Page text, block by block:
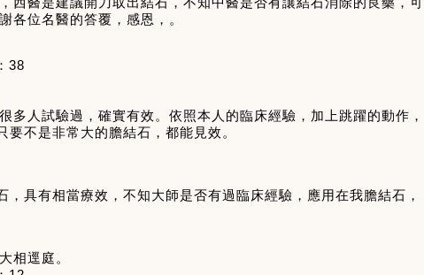
各位名醫的答覆，感恩，。
： 38
人試驗過，確實有效。依照本人的臨床經驗，加上跳躍的動作，
要不是非常大的膽結石，都能見效。
具有相當療效，不知大師是否有過臨床經驗，應用在我膽結石，
相逕庭。